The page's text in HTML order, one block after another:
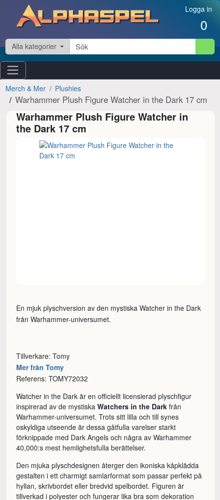
Hoppa till innehåll Logga in
0
Alla kategorier
Merch & Mer Plushies
Warhammer Plush Figure Watcher in the Dark 17 cm
Warhammer Plush Figure Watcher in
the Dark 17 cm
En mjuk plyschversion av den mystiska Watcher in the Dark
från Warhammer-universumet.
Tillverkare: Tomy
Mer från Tomy
Referens: TOMY72032
Watcher in the Dark är en officiellt licensierad plyschfigur
inspirerad av de mystiskaWatchers in the Dark från
Warhammer-universumet. Trots sitt lilla och till synes
oskyldiga utseende är dessa gåtfulla varelser starkt
förknippade med Dark Angels och några av Warhammer
40,000:s mest hemlighetsfulla berättelser.
Den mjuka plyschdesignen återger den ikoniska kåpklädda
gestalten i ett charmigt samlarformat som passar perfekt på
hyllan, skrivbordet eller bredvid spelbordet. Figuren är
tillverkad i polyester och fungerar lika bra som dekoration